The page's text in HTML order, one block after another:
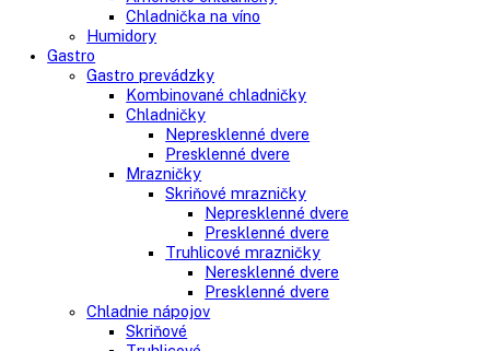
Skriňové mrazničky
Truhlicové mrazničky
Klasické chladničky
Stolové chladničky
Americké chladničky
Chladnička na víno
Humidory
Gastro prevádzky
Kombinované chladničky
Chladničky
Nepresklenné dvere
Presklenné dvere
Mrazničky
Skriňové mrazničky